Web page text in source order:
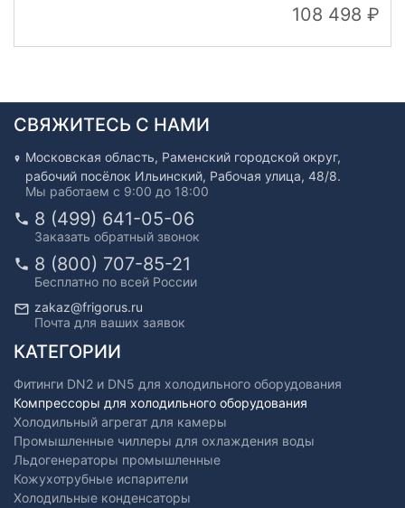
108 498
СВЯЖИТЕСЬ С НАМИ
Московская область, Раменский городской округ,
рабочий посёлок Ильинский, Рабочая улица, 48/8.
Мы работаем с 9:00 до 18:00
8 (499) 641-05-06
Заказать обратный звонок
8 (800) 707-85-21
Бесплатно по всей России
zakaz@frigorus.ru
Почта для ваших заявок
КАТЕГОРИИ
Фитинги DN2 и DN5 для холодильного оборудования
Компрессоры для холодильного оборудования
Холодильный агрегат для камеры
Промышленные чиллеры для охлаждения воды
Льдогенераторы промышленные
Кожухотрубные испарители
Холодильные конденсаторы